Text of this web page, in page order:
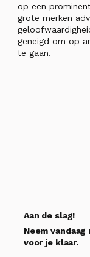
op een
grote merken
geneigd om op
te gaan.
Aan de slag!
Neem
voor je klaar.